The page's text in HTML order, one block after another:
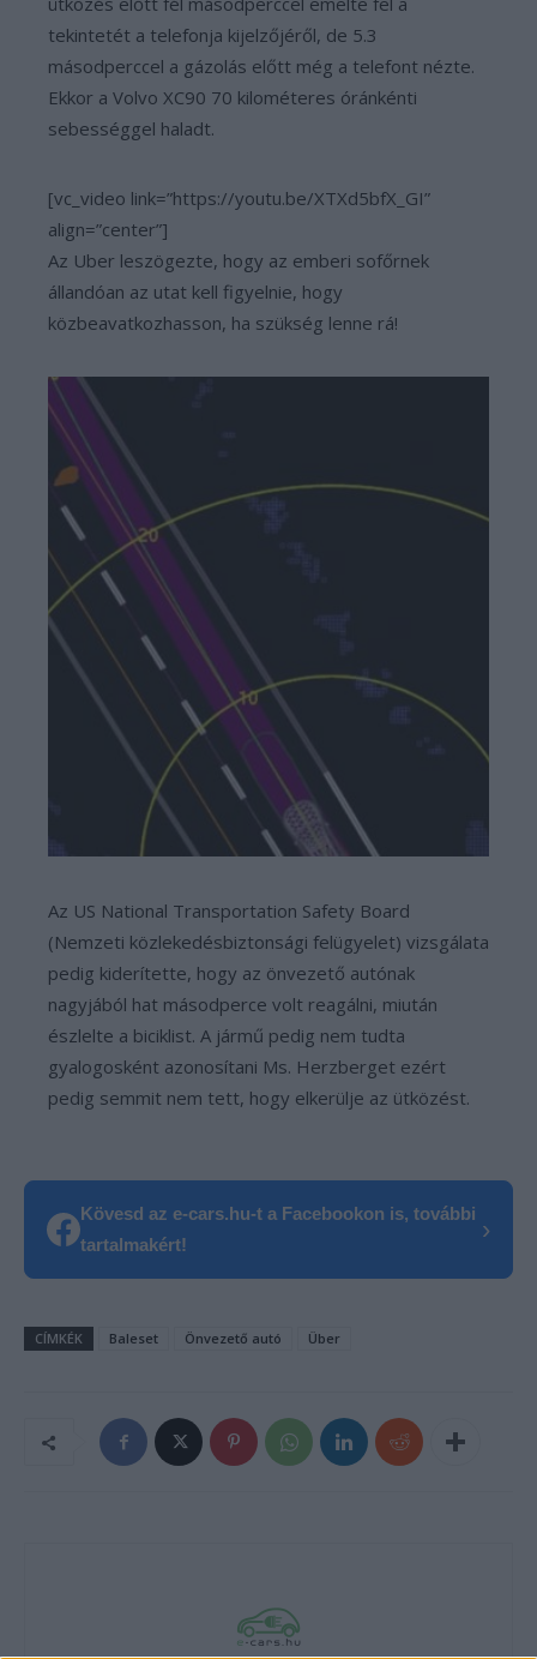
tekintetét a telefonja kijelzőjéről, de 5.3
másodperccel a gázolás előtt még a telefont nézte.
Ekkor a Volvo XC90 70 kilométeres óránkénti
sebességgel haladt.
[vc_video link=”https://youtu.be/XTXd5bfX_GI”
align=”center”]
Az Uber leszögezte, hogy az emberi sofőrnek
állandóan az utat kell figyelnie, hogy
közbeavatkozhasson, ha szükség lenne rá!
Az US National Transportation Safety Board
(Nemzeti közlekedésbiztonsági felügyelet) vizsgálata
pedig kiderítette, hogy az önvezető autónak
nagyjából hat másodperce volt reagálni, miután
észlelte a biciklist. A jármű pedig nem tudta
gyalogosként azonosítani Ms. Herzberget ezért
pedig semmit nem tett, hogy elkerülje az ütközést.
Kövesd az e-cars.hu-t a Facebookon is, további
tartalmakért!
›
CÍMKÉK Baleset Önvezető autó Über